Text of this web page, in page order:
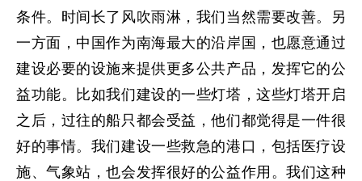
条件。时间长了风吹雨淋，我们当然需要改善。另
一方面，中国作为南海最大的沿岸国，也愿意通过
建设必要的设施来提供更多公共产品，发挥它的公
益功能。比如我们建设的一些灯塔，这些灯塔开启
之后，过往的船只都会受益，他们都觉得是一件很
好的事情。我们建设一些救急的港口，包括医疗设
施、气象站，也会发挥很好的公益作用。我们这种